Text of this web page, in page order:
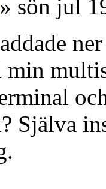
sön jul
Själva